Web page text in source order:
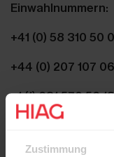
Zustimmung
Einwahlnummern:
+41 (0) 58 310 50
+44 (0) 207 107 06
+1 (1) 631 570 56